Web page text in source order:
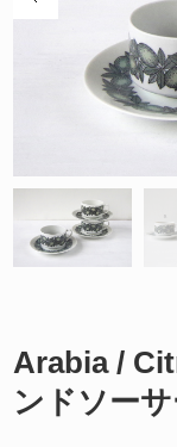
Arabia /
ンドソー